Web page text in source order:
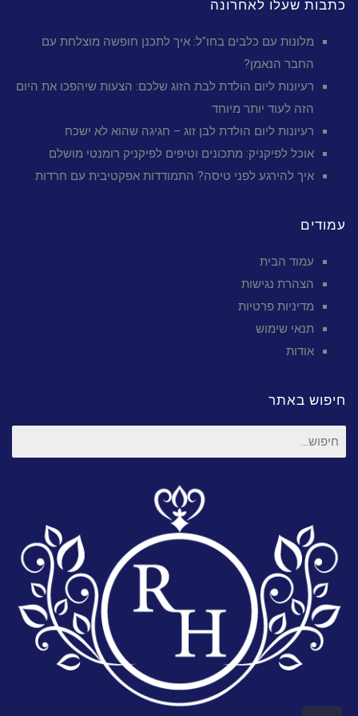
כתבות שעלו לאחרונה
מלונות עם כלבים בחו"ל: איך לתכנן חופשה מוצלחת עם
החבר הנאמן?
רעיונות ליום הולדת לבת הזוג שלכם: הצעות שיהפכו את היום
הזה לעוד יותר מיוחד
רעיונות ליום הולדת לבן זוג – חגיגה שהוא לא ישכח
אוכל לפיקניק: מתכונים וטיפים לפיקניק רומנטי מושלם
איך להירגע לפני טיסה? התמודדות אפקטיבית עם חרדות
עמודים
עמוד הבית
הצהרת נגישות
מדיניות פרטיות
תנאי שימוש
אודות
חיפוש באתר
חיפוש
עבור: